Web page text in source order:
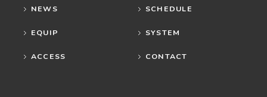
NEWS SCHEDULE
EQUIP SYSTEM
ACCESS CONTACT